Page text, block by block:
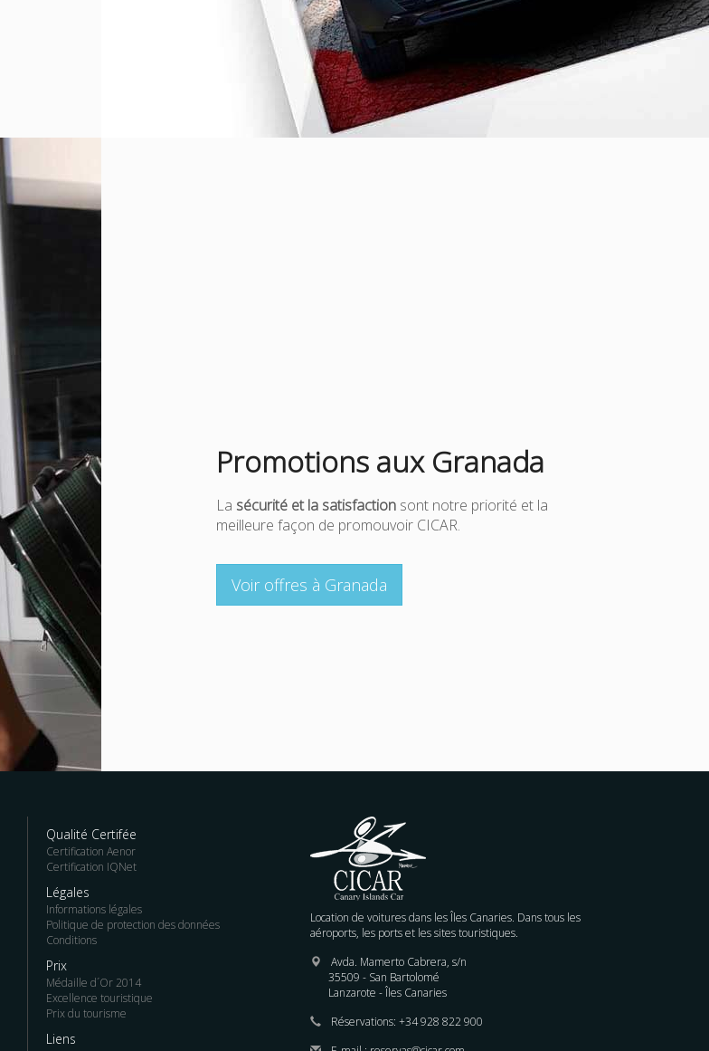
Promotions aux Granada
La sécurité et la satisfaction sont notre priorité et la
meilleure façon de promouvoir CICAR.
Voir offres à Granada
Qualité Certifée
Certification Aenor
Certification IQNet
Légales
Informations légales
Politique de protection des données
Conditions
Prix
Médaille d´Or 2014
Excellence touristique
Prix du tourisme
Liens
Location de voitures dans les Îles Canaries. Dans tous les
aéroports, les ports et les sites touristiques.
Avda. Mamerto Cabrera, s/n
35509 - San Bartolomé
Lanzarote - Îles Canaries
Réservations: +34 928 822 900